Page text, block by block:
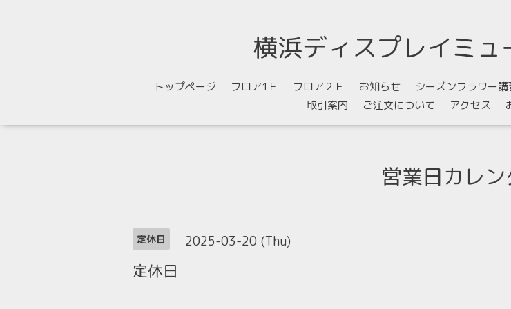
横浜ディスプレイミ
トップページ フロア1Ｆ フロア２Ｆ お知らせ シーズンフラワー
取引案内
ご注文について アクセス
営業日カレン
定休日 2025-03-20 (Thu)
定休日